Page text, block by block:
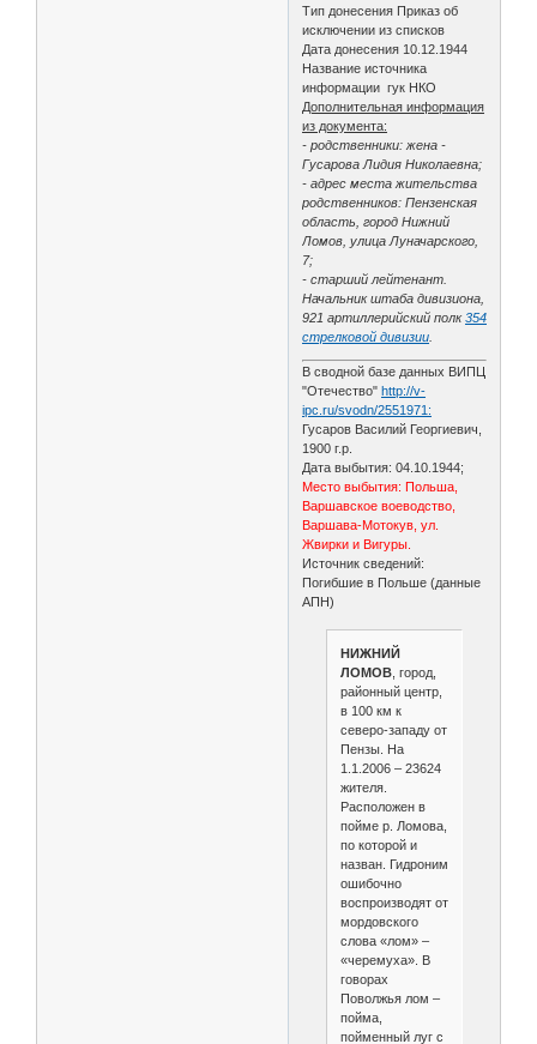
Тип донесения Приказ об
исключении из списков
Дата донесения 10.12.1944
Название источника
информации гук НКО
Дополнительная информация
из документа:
- родственники: жена -
Гусарова Лидия Николаевна;
- адрес места жительства
родственников: Пензенская
область, город Нижний
Ломов, улица Луначарского,
7;
- старший лейтенант.
Начальник штаба дивизиона,
921 артиллерийский полк354
стрелковой дивизии
В сводной базе данных ВИПЦ
"Отечество"http://v-
ipc.ru/svodn/2551971:
Гусаров Василий Георгиевич,
1900 г.р.
Дата выбытия: 04.10.1944;
Место выбытия: Польша,
Варшавское воеводство,
Варшава-Мотокув, ул.
Жвирки и Вигуры.
Источник сведений:
Погибшие в Польше (данные
АПН)
НИЖНИЙ
ЛОМОВ, город,
районный центр,
в 100 км к
северо-западу от
Пензы. На
1.1.2006 – 23624
жителя.
Расположен в
пойме р. Ломова,
по которой и
назван. Гидроним
ошибочно
воспроизводят от
мордовского
слова «лом» –
«черемуха». В
говорах
Поволжья лом –
пойма,
пойменный луг с